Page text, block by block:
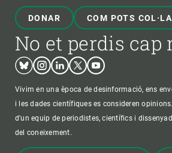
DONAR COM POTS
No et perdis cap
BlueskyInstagram
LinkedinTwitterYoutube
Vivim en una època de desinformació, ens
i les dades científiques es consideren
d'un equip de periodistes, científics i
del coneixement.